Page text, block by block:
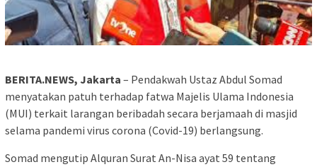
BERITA.NEWS, Jakarta – Pendakwah Ustaz Abdul Somad
menyatakan patuh terhadap fatwa Majelis Ulama Indonesia
(MUI) terkait larangan beribadah secara berjamaah di masjid
selama pandemi virus corona (Covid-19) berlangsung.
Somad mengutip Alquran Surat An-Nisa ayat 59 tentang